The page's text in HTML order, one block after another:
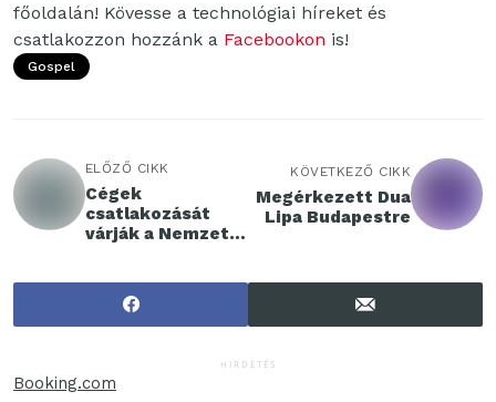
főoldalán! Kövesse a technológiai híreket és
csatlakozzon hozzánk a Facebookon is!
Gospel
ELŐZŐ CIKK
Cégek
csatlakozását
várják a Nemzeti
KÖVETKEZŐ CIKK
Megérkezett Dua
Lipa Budapestre
HIRDETÉS
Booking.com